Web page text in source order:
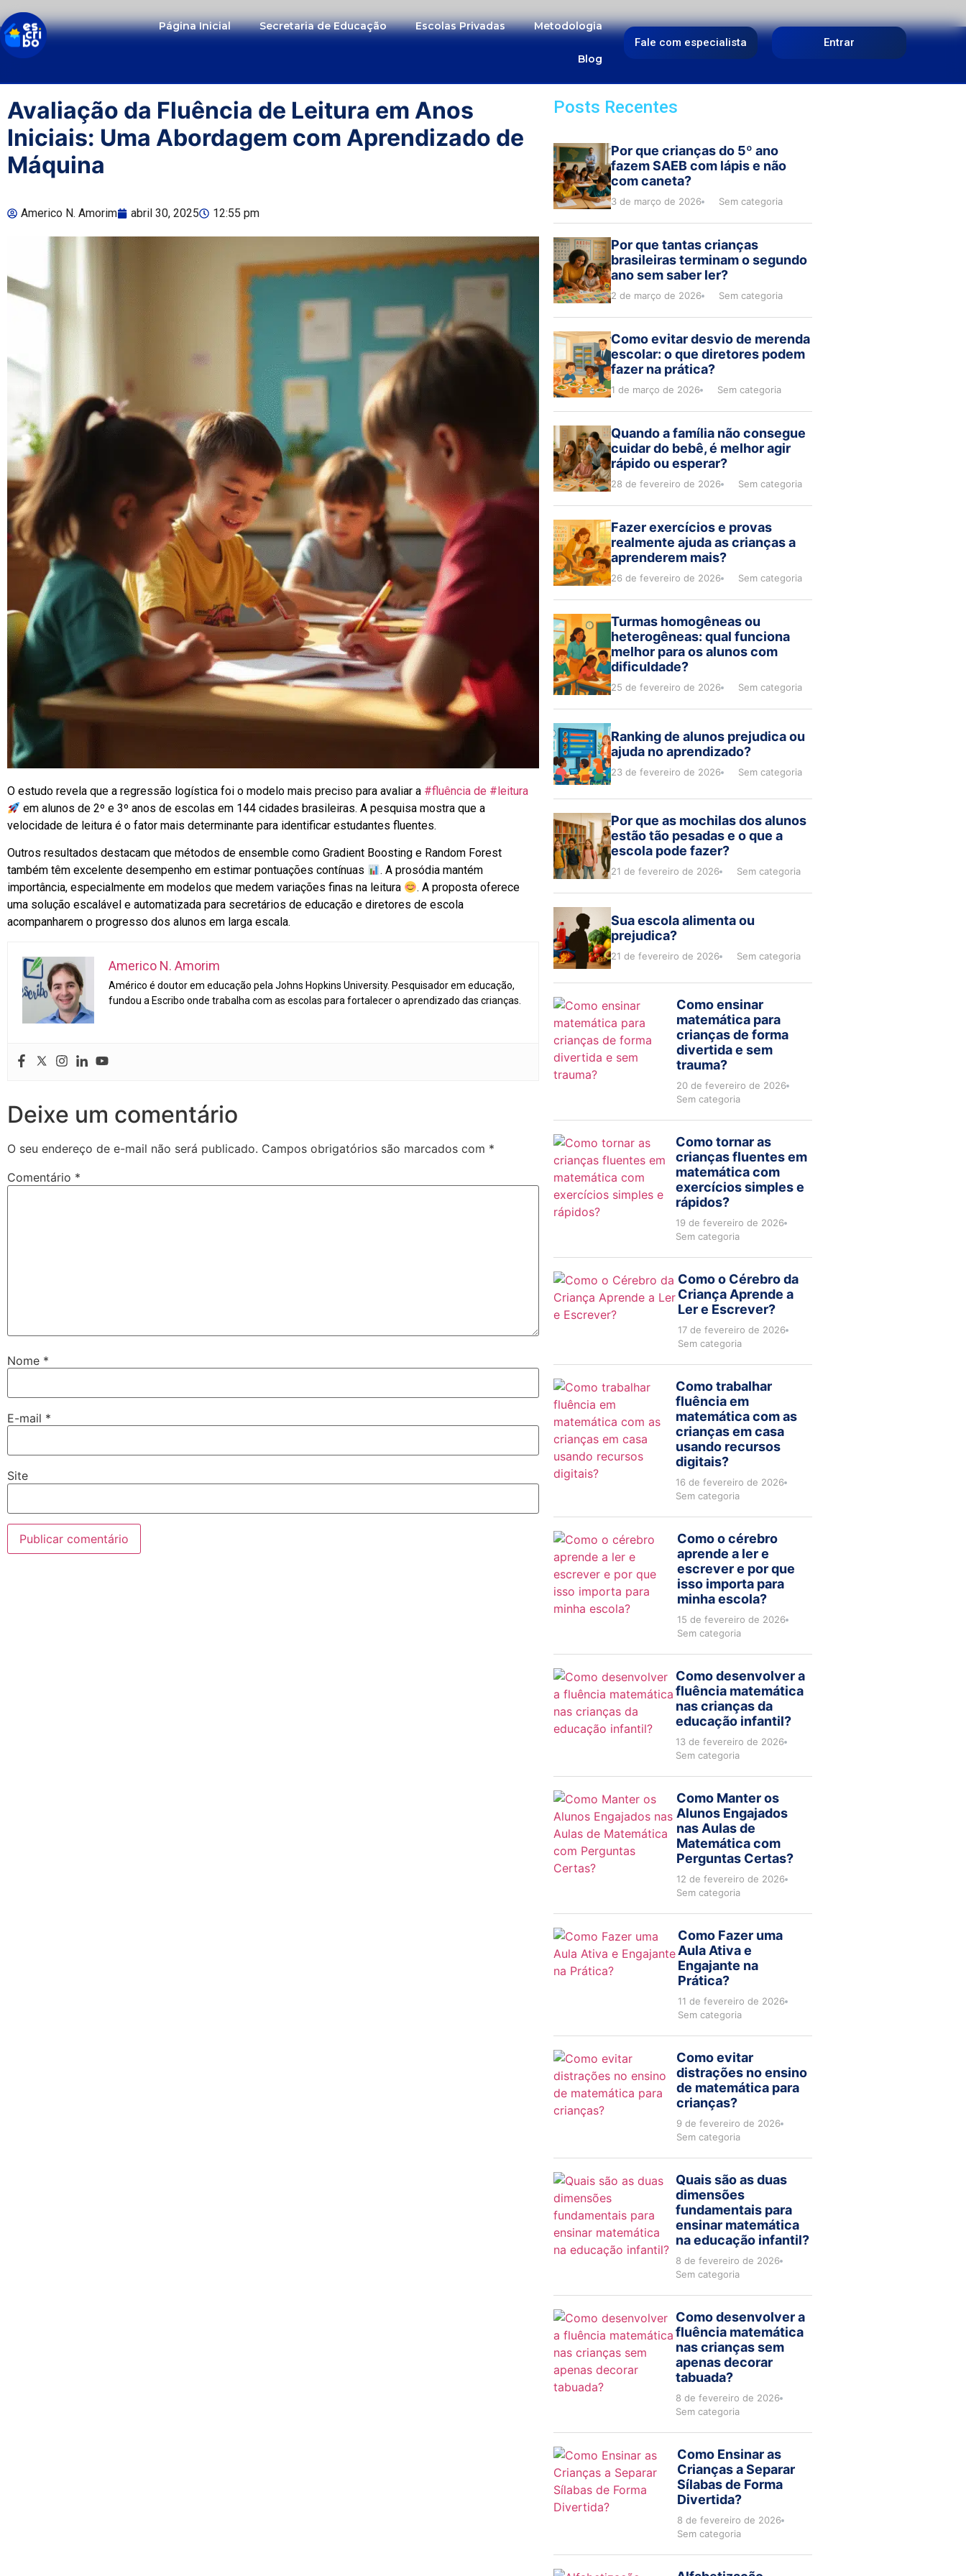
Página Inicial Secretaria de Educação Escolas Privadas Metodologia
Blog
Fale com especialista Entrar
Avaliação da Fluência de Leitura em Anos
Iniciais: Uma Abordagem com Aprendizado de
Máquina
Americo N. Amorim abril 30, 2025 12:55 pm
O estudo revela que a regressão logística foi o modelo mais preciso para avaliar a #fluência de #leitura
em alunos de 2º e 3º anos de escolas em 144 cidades brasileiras. A pesquisa mostra que a
velocidade de leitura é o fator mais determinante para identificar estudantes fluentes.
Outros resultados destacam que métodos de ensemble como Gradient Boosting e Random Forest
também têm excelente desempenho em estimar pontuações contínuas
. A prosódia mantém
importância, especialmente em modelos que medem variações finas na leitura
. A proposta oferece
uma solução escalável e automatizada para secretários de educação e diretores de escola
acompanharem o progresso dos alunos em larga escala.
Americo N. Amorim
Américo é doutor em educação pela Johns Hopkins University. Pesquisador em educação,
fundou a Escribo onde trabalha com as escolas para fortalecer o aprendizado das crianças.
Deixe um comentário
O seu endereço de e-mail não será publicado. Campos obrigatórios são marcados com *
Comentário *
Nome *
E-mail *
Site
Posts Recentes
Por que crianças do 5º ano
fazem SAEB com lápis e não
com caneta?
3 de março de 2026 Sem categoria
Por que tantas crianças
brasileiras terminam o segundo
ano sem saber ler?
2 de março de 2026 Sem categoria
Como evitar desvio de merenda
escolar: o que diretores podem
fazer na prática?
1 de março de 2026 Sem categoria
Quando a família não consegue
cuidar do bebê, é melhor agir
rápido ou esperar?
28 de fevereiro de 2026 Sem categoria
Fazer exercícios e provas
realmente ajuda as crianças a
aprenderem mais?
26 de fevereiro de 2026 Sem categoria
Turmas homogêneas ou
heterogêneas: qual funciona
melhor para os alunos com
dificuldade?
25 de fevereiro de 2026 Sem categoria
Ranking de alunos prejudica ou
ajuda no aprendizado?
23 de fevereiro de 2026 Sem categoria
Por que as mochilas dos alunos
estão tão pesadas e o que a
escola pode fazer?
21 de fevereiro de 2026 Sem categoria
Sua escola alimenta ou
prejudica?
21 de fevereiro de 2026 Sem categoria
Como ensinar
matemática para
crianças de forma
divertida e sem
trauma?
20 de fevereiro de 2026
Sem categoria
Como tornar as
crianças fluentes em
matemática com
exercícios simples e
rápidos?
19 de fevereiro de 2026
Sem categoria
Como o Cérebro da
Criança Aprende a
Ler e Escrever?
17 de fevereiro de 2026
Sem categoria
Como trabalhar
fluência em
matemática com as
crianças em casa
usando recursos
digitais?
16 de fevereiro de 2026
Sem categoria
Como o cérebro
aprende a ler e
escrever e por que
isso importa para
minha escola?
15 de fevereiro de 2026
Sem categoria
Como desenvolver a
fluência matemática
nas crianças da
educação infantil?
13 de fevereiro de 2026
Sem categoria
Como Manter os
Alunos Engajados
nas Aulas de
Matemática com
Perguntas Certas?
12 de fevereiro de 2026
Sem categoria
Como Fazer uma
Aula Ativa e
Engajante na
Prática?
11 de fevereiro de 2026
Sem categoria
Como evitar
distrações no ensino
de matemática para
crianças?
9 de fevereiro de 2026
Sem categoria
Quais são as duas
dimensões
fundamentais para
ensinar matemática
na educação infantil?
8 de fevereiro de 2026
Sem categoria
Como desenvolver a
fluência matemática
nas crianças sem
apenas decorar
tabuada?
8 de fevereiro de 2026
Sem categoria
Como Ensinar as
Crianças a Separar
Sílabas de Forma
Divertida?
8 de fevereiro de 2026
Sem categoria